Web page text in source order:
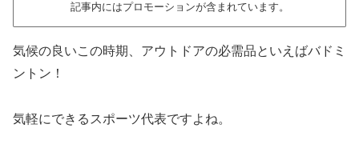
記事内にはプロモーションが含まれています。
気候の良いこの時期、アウトドアの必需品といえばバドミ
ントン！
気軽にできるスポーツ代表ですよね。